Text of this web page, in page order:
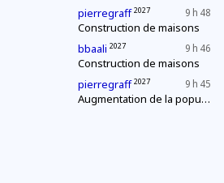
9 h 48
pierregraff 2027
Construction de maisons
9 h 46
bbaali 2027
Construction de maisons
9 h 45
pierregraff 2027
Augmentation de la population